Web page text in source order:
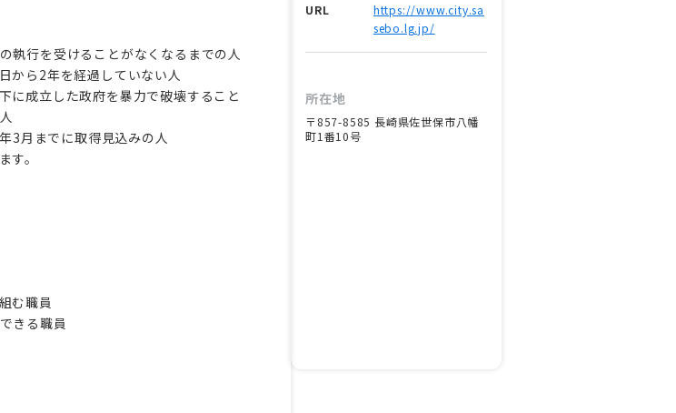
行を受けることがなくなるまでの人
から2年を経過していない人
成立した政府を暴力で破壊すること
3月までに取得見込みの人
。
む職員
きる職員
URL
https://www.city.sa
sebo.lg.jp/
所在地
〒857-8585 長崎県佐世保市八幡
町1番10号